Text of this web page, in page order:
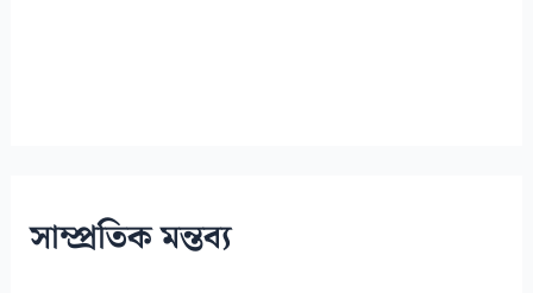
সাম্প্রতিক মন্তব্য